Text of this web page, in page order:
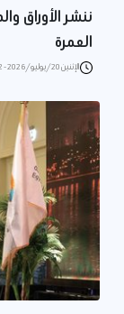
ننشر الأوراق
العمرة
الإثنين 20/يوليو/2026 - 02:22 م